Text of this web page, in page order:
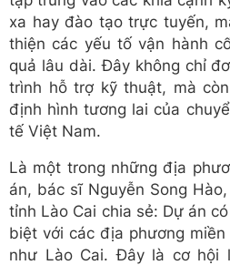
xa hay đào tạo trực tuyến,
thiện các yếu tố vận hành
quả lâu dài. Đây không chỉ
trình hỗ trợ kỹ thuật, mà
định hình tương lai của
tế Việt Nam.
Là một trong những địa
án, bác sĩ Nguyễn Song
tỉnh Lào Cai chia sẻ: Dự án
biệt với các địa phương
như Lào Cai. Đây là cơ hội